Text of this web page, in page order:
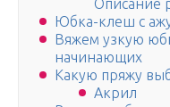
Описание
Юбка-клеш с
Вяжем узкую
начинающих
Какую пряжу
Акрил